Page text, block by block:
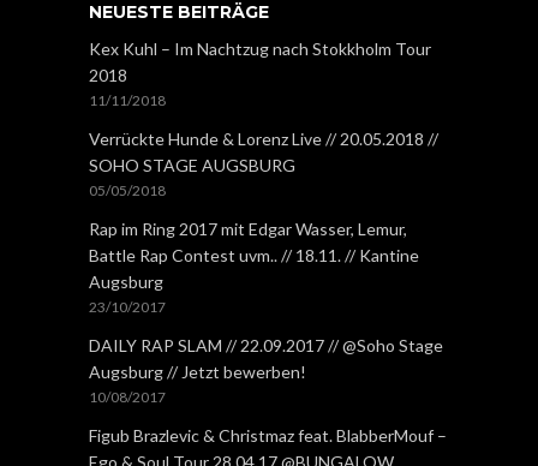
NEUESTE BEITRÄGE
Kex Kuhl – Im Nachtzug nach Stokkholm Tour
2018
11/11/2018
Verrückte Hunde & Lorenz Live // 20.05.2018 //
SOHO STAGE AUGSBURG
05/05/2018
Rap im Ring 2017 mit Edgar Wasser, Lemur,
Battle Rap Contest uvm.. // 18.11. // Kantine
Augsburg
23/10/2017
DAILY RAP SLAM // 22.09.2017 // @Soho Stage
Augsburg // Jetzt bewerben!
10/08/2017
Figub Brazlevic & Christmaz feat. BlabberMouf –